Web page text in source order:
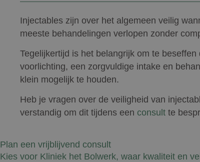
Injectables zijn over het algemeen veilig
meeste behandelingen verlopen zonder
Tegelijkertijd is het belangrijk om te
voorlichting, een zorgvuldige intake en
klein mogelijk te houden.
Heb je vragen over de veiligheid van
verstandig om dit tijdens een consult te
Plan een vrijblijvend consult
Kies voor Kliniek het Bolwerk, waar kwaliteit en